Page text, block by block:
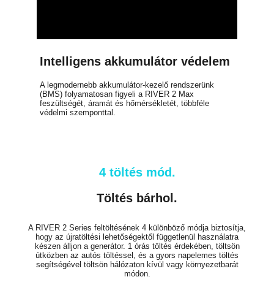
Intelligens akkumulátor védelem
A legmodernebb akkumulátor-kezelő rendszerünk
(BMS) folyamatosan figyeli a RIVER 2 Max
feszültségét, áramát és hőmérsékletét, többféle
védelmi szemponttal.
4 töltés mód.
Töltés bárhol.
A RIVER 2 Series feltöltésének 4 különböző módja biztosítja,
hogy az újratöltési lehetőségektől függetlenül használatra
készen álljon a generátor. 1 órás töltés érdekében, töltsön
útközben az autós töltéssel, és a gyors napelemes töltés
segítségével töltsön hálózaton kívül vagy környezetbarát
módon.